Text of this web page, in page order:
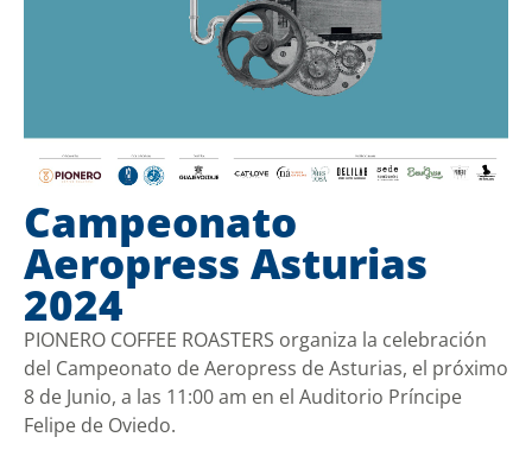
Campeonato
Aeropress Asturias
2024
PIONERO COFFEE ROASTERS organiza la celebración
del Campeonato de Aeropress de Asturias, el próximo
8 de Junio, a las 11:00 am en el Auditorio Príncipe
Felipe de Oviedo.